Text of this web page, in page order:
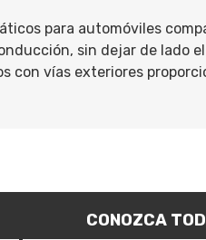
para automóviles
sin dejar de lado
con vías exteriores
CONOZCA